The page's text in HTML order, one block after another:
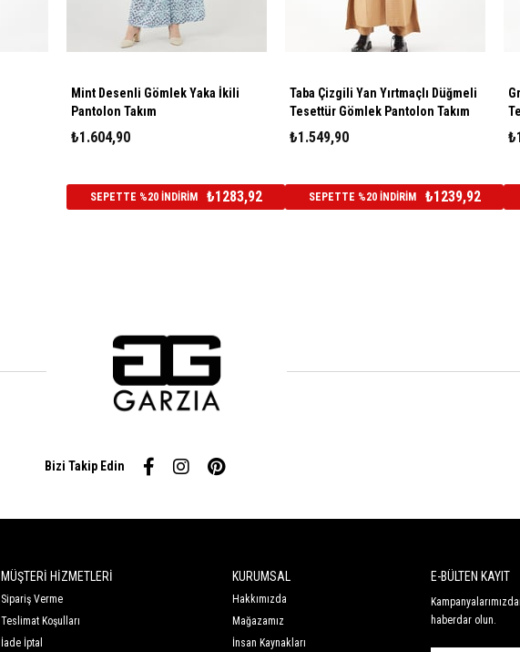
Mint Desenli Gömlek Yaka İkili
Pantolon Takım
₺1.604,90
SEPETTE %20 İNDİRİM ₺1283,92
Taba Çizgili Yan Yırtmaçlı Düğmeli
Tesettür Gömlek Pantolon Takım
₺1.549,90
SEPETTE %20 İNDİRİM ₺1239,92
Bizi Takip Edin
MÜŞTERİ HİZMETLERİ
Sipariş Verme
Teslimat Koşulları
İade İptal
KURUMSAL
Hakkımızda
Mağazamız
İnsan Kaynakları
E-BÜLTEN KAYIT
haberdar olun.